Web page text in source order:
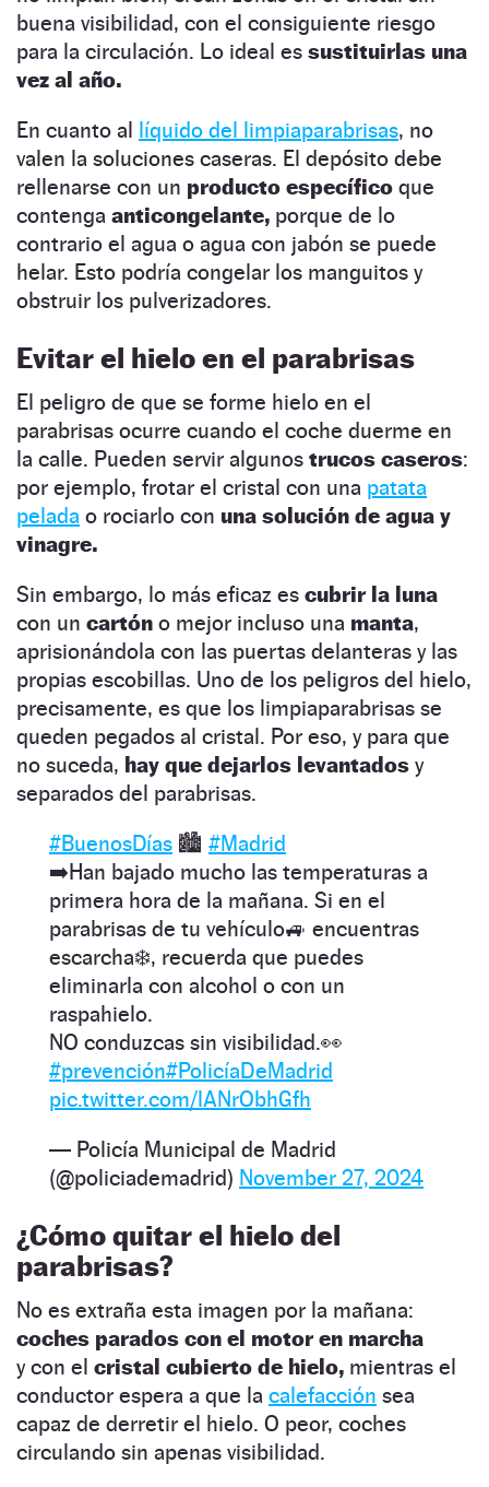
buena visibilidad, con el consiguiente riesgo
para la circulación. Lo ideal es sustituirlas una
vez al año.
En cuanto al líquido del limpiaparabrisas, no
valen la soluciones caseras. El depósito debe
rellenarse con un producto específico que
contenga anticongelante, porque de lo
contrario el agua o agua con jabón se puede
helar. Esto podría congelar los manguitos y
obstruir los pulverizadores.
Evitar el hielo en el parabrisas
El peligro de que se forme hielo en el
parabrisas ocurre cuando el coche duerme en
la calle. Pueden servir algunos trucos caseros:
por ejemplo, frotar el cristal con una patata
pelada o rociarlo con una solución de agua y
vinagre.
Sin embargo, lo más eficaz es cubrir la luna
con un cartón o mejor incluso una manta,
aprisionándola con las puertas delanteras y las
propias escobillas. Uno de los peligros del hielo,
precisamente, es que los limpiaparabrisas se
queden pegados al cristal. Por eso, y para que
no suceda, hay que dejarlos levantados y
separados del parabrisas.
#BuenosDías 🏙️ #Madrid
➡️Han bajado mucho las temperaturas a
primera hora de la mañana. Si en el
parabrisas de tu vehículo🚙 encuentras
escarcha❄️, recuerda que puedes
eliminarla con alcohol o con un
raspahielo.
NO conduzcas sin visibilidad.👀
#prevención#PolicíaDeMadrid
pic.twitter.com/lANrObhGfh
— Policía Municipal de Madrid
(@policiademadrid) November 27, 2024
¿Cómo quitar el hielo del
parabrisas?
No es extraña esta imagen por la mañana:
coches parados con el motor en marcha
y con el cristal cubierto de hielo, mientras el
conductor espera a que la calefacción sea
capaz de derretir el hielo. O peor, coches
circulando sin apenas visibilidad.